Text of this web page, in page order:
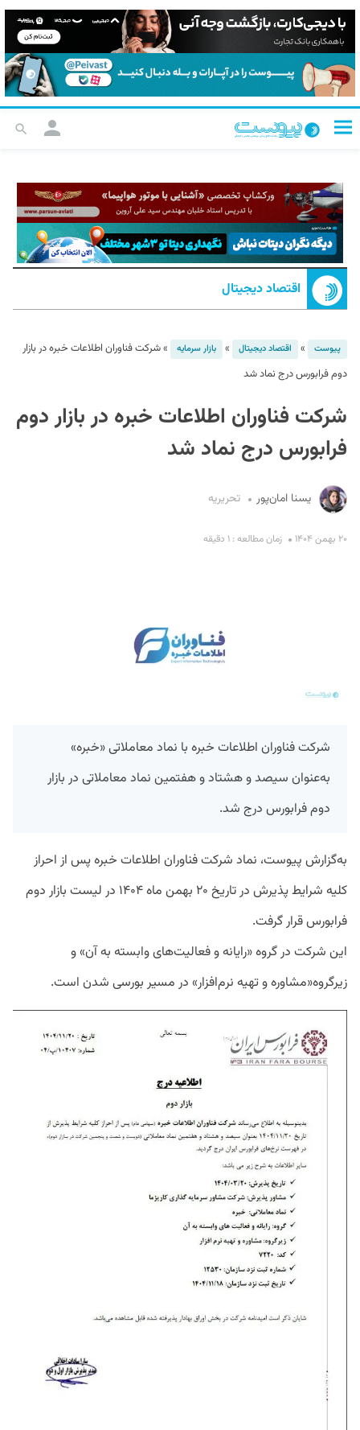
اقتصاد دیجیتال
پیوست » اقتصاد دیجیتال » بازار سرمایه »شرکت فناوران اطلاعات خبره در بازار
دوم فرابورس درج نماد شد
شرکت فناوران اطلاعات خبره در بازار دوم
فرابورس درج نماد شد
یسنا امان‌پور تحریریه
۲۰ بهمن ۱۴۰۴ زمان مطالعه : ۱ دقیقه
شرکت فناوران اطلاعات خبره با نماد معاملاتی «خبره»
به‌عنوان سیصد و هشتاد و هفتمین نماد معاملاتی در بازار
دوم فرابورس درج شد.
به‌گزارش پیوست، نماد شرکت فناوران اطلاعات خبره پس از احراز
کلیه شرایط پذیرش در تاریخ ۲۰ بهمن ماه ۱۴۰۴ در لیست بازار دوم
فرابورس قرار گرفت.
این شرکت در گروه «رایانه و فعالیت‌های وابسته به آن» و
زیرگروه«مشاوره و تهیه نرم‌افزار» در مسیر بورسی شدن است.